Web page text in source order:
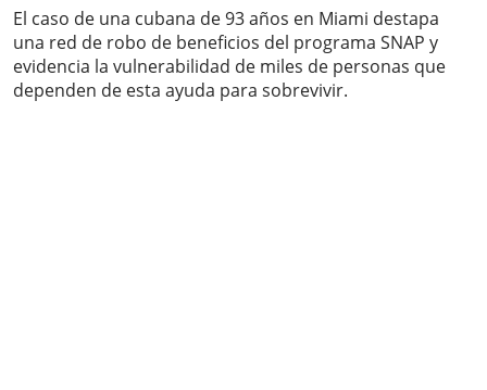
El caso de una cubana de 93 años en Miami destapa
una red de robo de beneficios del programa SNAP y
evidencia la vulnerabilidad de miles de personas que
dependen de esta ayuda para sobrevivir.